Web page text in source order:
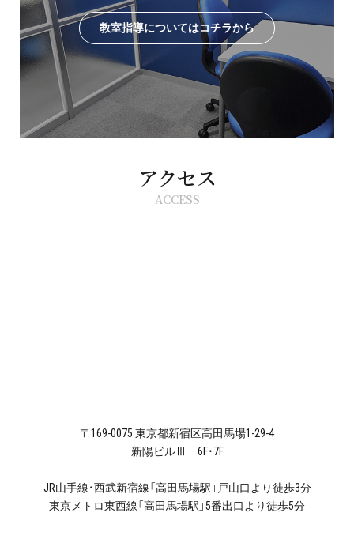
教室指導についてはコチラから
アクセス
ACCESS
〒169-0075 東京都新宿区高田馬場1-29-4
新陽ビルⅢ 6F・7F
JR山手線・西武新宿線「高田馬場駅」戸山口より徒歩3分
東京メトロ東西線「高田馬場駅」5番出口より徒歩5分